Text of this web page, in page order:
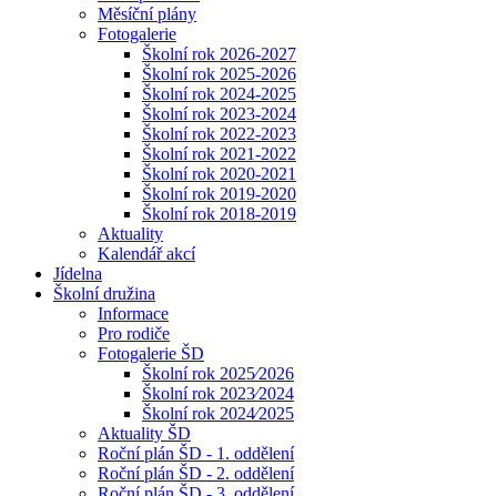
Měsíční plány
Fotogalerie
Školní rok 2026-2027
Školní rok 2025-2026
Školní rok 2024-2025
Školní rok 2023-2024
Školní rok 2022-2023
Školní rok 2021-2022
Školní rok 2020-2021
Školní rok 2019-2020
Školní rok 2018-2019
Aktuality
Kalendář akcí
Jídelna
Školní družina
Informace
Pro rodiče
Fotogalerie ŠD
Školní rok 2025⁄2026
Školní rok 2023⁄2024
Školní rok 2024⁄2025
Aktuality ŠD
Roční plán ŠD - 1. oddělení
Roční plán ŠD - 2. oddělení